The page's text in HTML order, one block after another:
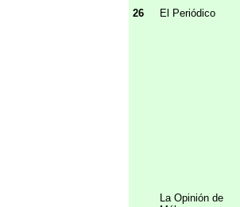
26 El Periódico
La Opinión de